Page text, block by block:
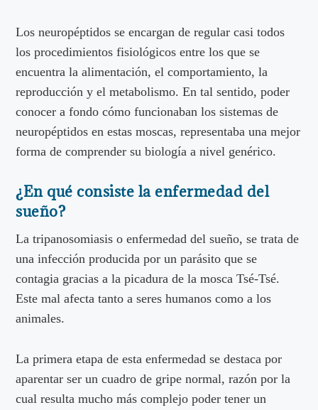
Los neuropéptidos se encargan de regular casi todos
los procedimientos fisiológicos entre los que se
encuentra la alimentación, el comportamiento, la
reproducción y el metabolismo. En tal sentido, poder
conocer a fondo cómo funcionaban los sistemas de
neuropéptidos en estas moscas, representaba una mejor
forma de comprender su biología a nivel genérico.
¿En qué consiste la enfermedad del
sueño?
La tripanosomiasis o enfermedad del sueño, se trata de
una infección producida por un parásito que se
contagia gracias a la picadura de la mosca Tsé-Tsé.
Este mal afecta tanto a seres humanos como a los
animales.
La primera etapa de esta enfermedad se destaca por
aparentar ser un cuadro de gripe normal, razón por la
cual resulta mucho más complejo poder tener un